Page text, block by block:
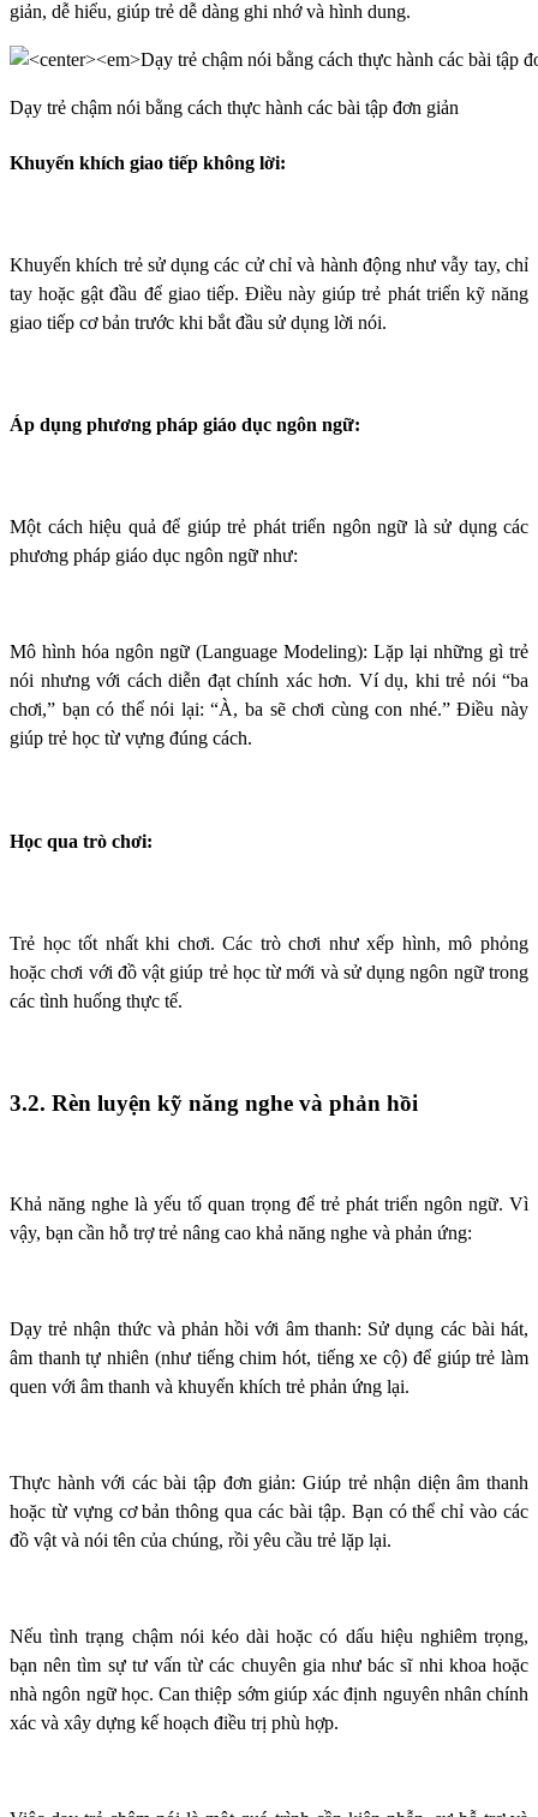
giản, dễ hiểu, giúp trẻ dễ dàng ghi nhớ và hình dung.
Dạy trẻ chậm nói bằng cách thực hành các bài tập đơn giản
Khuyến khích giao tiếp không lời:
Khuyến khích trẻ sử dụng các cử chỉ và hành động như vẫy tay, chỉ
tay hoặc gật đầu để giao tiếp. Điều này giúp trẻ phát triển kỹ năng
giao tiếp cơ bản trước khi bắt đầu sử dụng lời nói.
Áp dụng phương pháp giáo dục ngôn ngữ:
Một cách hiệu quả để giúp trẻ phát triển ngôn ngữ là sử dụng các
phương pháp giáo dục ngôn ngữ như:
Mô hình hóa ngôn ngữ (Language Modeling): Lặp lại những gì trẻ
nói nhưng với cách diễn đạt chính xác hơn. Ví dụ, khi trẻ nói “ba
chơi,” bạn có thể nói lại: “À, ba sẽ chơi cùng con nhé.” Điều này
giúp trẻ học từ vựng đúng cách.
Học qua trò chơi:
Trẻ học tốt nhất khi chơi. Các trò chơi như xếp hình, mô phỏng
hoặc chơi với đồ vật giúp trẻ học từ mới và sử dụng ngôn ngữ trong
các tình huống thực tế.
3.2. Rèn luyện kỹ năng nghe và phản hồi
Khả năng nghe là yếu tố quan trọng để trẻ phát triển ngôn ngữ. Vì
vậy, bạn cần hỗ trợ trẻ nâng cao khả năng nghe và phản ứng:
Dạy trẻ nhận thức và phản hồi với âm thanh: Sử dụng các bài hát,
âm thanh tự nhiên (như tiếng chim hót, tiếng xe cộ) để giúp trẻ làm
quen với âm thanh và khuyến khích trẻ phản ứng lại.
Thực hành với các bài tập đơn giản: Giúp trẻ nhận diện âm thanh
hoặc từ vựng cơ bản thông qua các bài tập. Bạn có thể chỉ vào các
đồ vật và nói tên của chúng, rồi yêu cầu trẻ lặp lại.
Nếu tình trạng chậm nói kéo dài hoặc có dấu hiệu nghiêm trọng,
bạn nên tìm sự tư vấn từ các chuyên gia như bác sĩ nhi khoa hoặc
nhà ngôn ngữ học. Can thiệp sớm giúp xác định nguyên nhân chính
xác và xây dựng kế hoạch điều trị phù hợp.